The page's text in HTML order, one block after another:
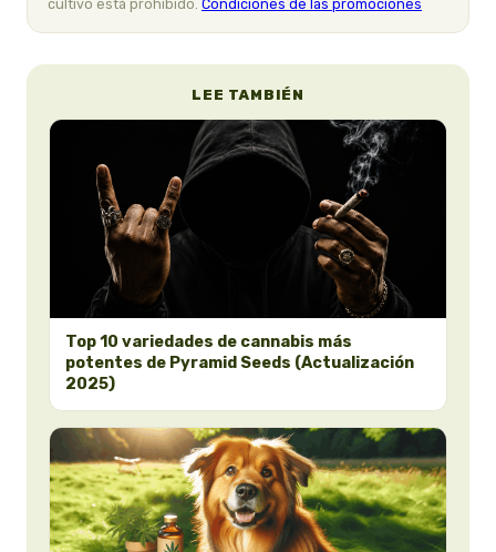
cultivo está prohibido. Condiciones de las promociones
LEE TAMBIÉN
Top 10 variedades de cannabis más
potentes de Pyramid Seeds (Actualización
2025)